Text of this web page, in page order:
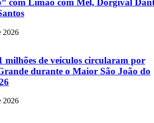
com Limão com Mel, Dorgival
2026
milhões de veículos circularam por
durante o Maior São João do
2026